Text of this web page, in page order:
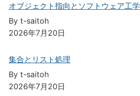
オブジェクト指向とソフトウェア工学
By t-saitoh
2026年7月20日
集合とリスト処理
By t-saitoh
2026年7月20日